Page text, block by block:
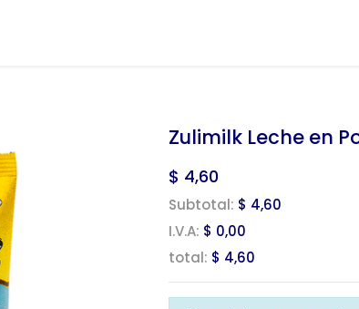
Zulimilk Leche en
$ 4,60
Subtotal: $ 4,60
I.V.A: $ 0,00
total: $ 4,60